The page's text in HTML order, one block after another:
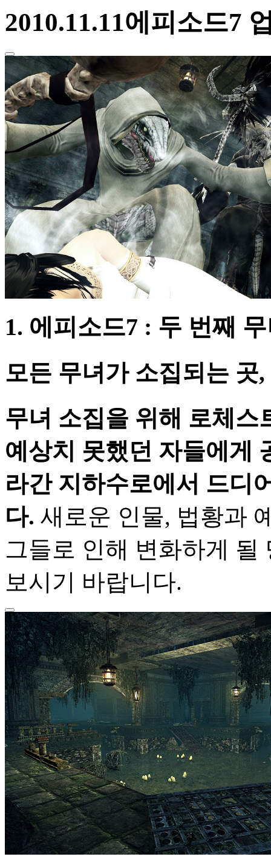
2010.11.11에피소드7
1. 에피소드7 : 두 번째
모든 무녀가 소집되는 곳
무녀 소집을 위해 로체스
예상치 못했던 자들에게
라간 지하수로에서 드디
다. 새로운 인물, 법황과
그들로 인해 변화하게 될
보시기 바랍니다.